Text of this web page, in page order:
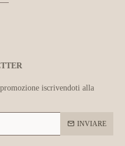
iscrivendoti alla
INVIARE